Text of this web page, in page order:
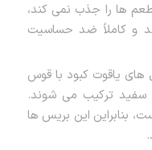
ها را جذب نمی کند،
و کاملاً ضد حساسیت
های یاقوت کبود با قوس
سفید ترکیب می شوند.
بنابراین این بریس ها